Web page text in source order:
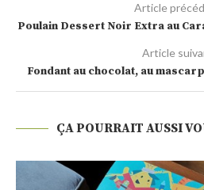
Article
Poulain Dessert Noir Extra au
Article
Fondant au chocolat, au
ÇA POURRAIT AUSSI